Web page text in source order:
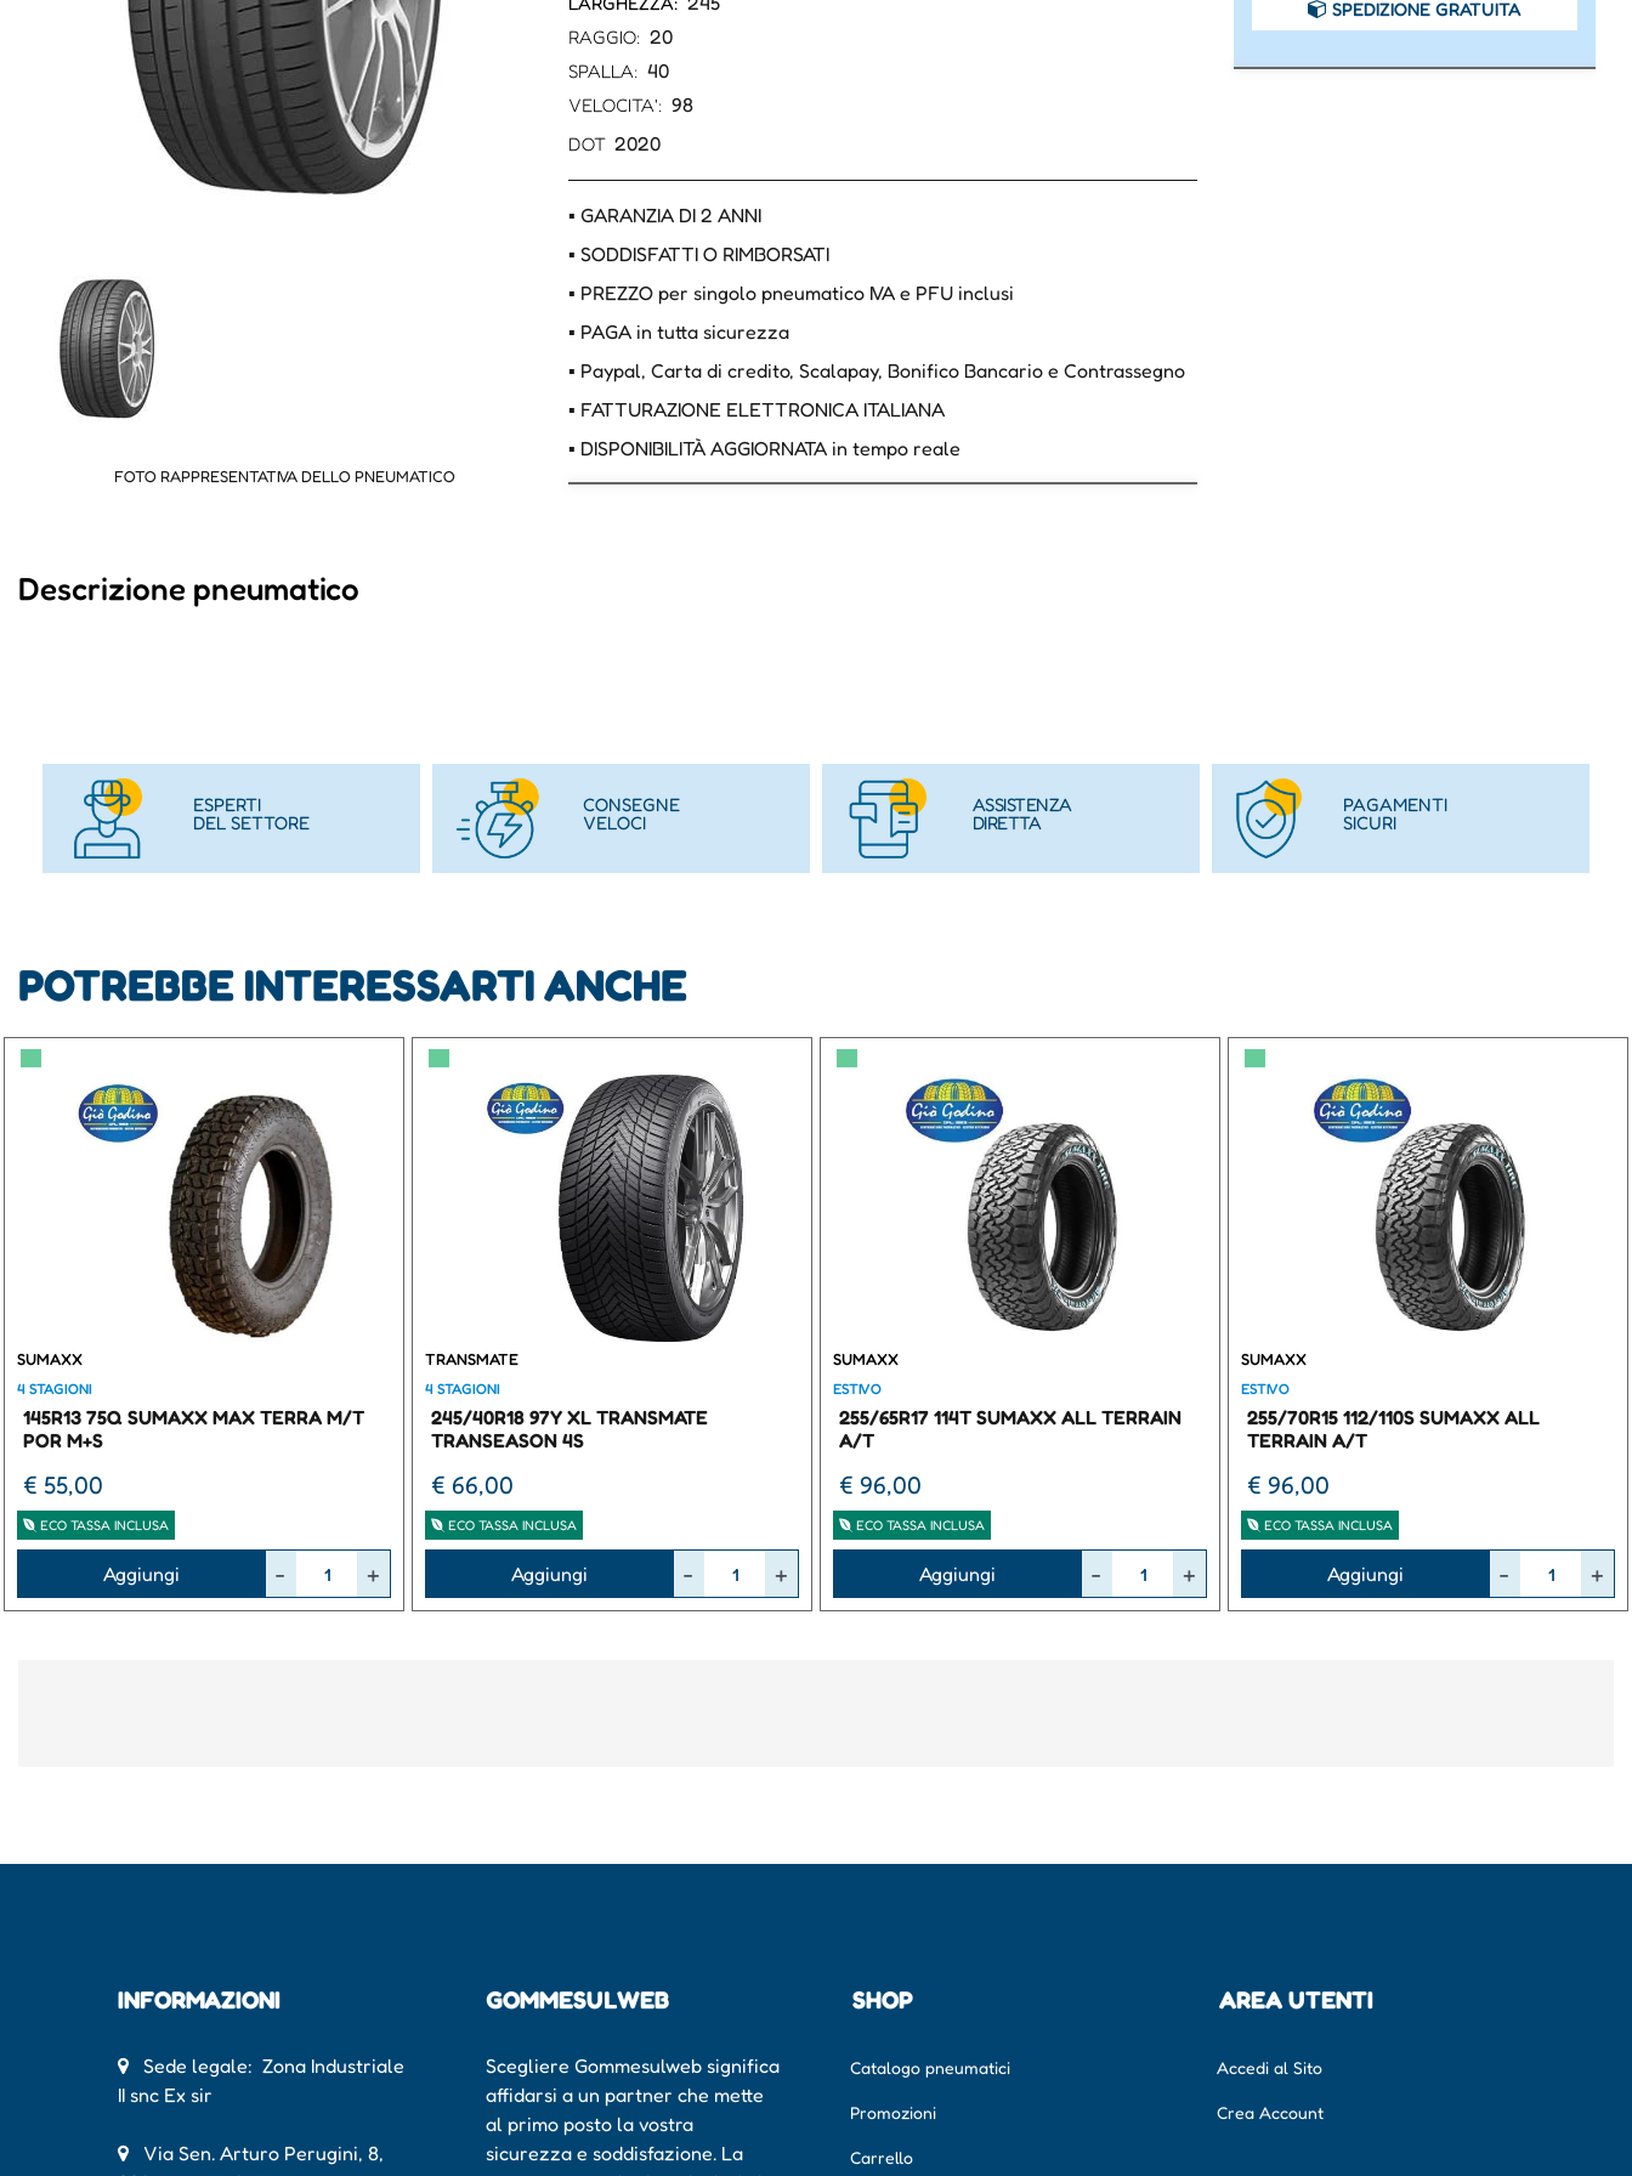
FOTO RAPPRESENTATIVA DELLO PNEUMATICO
RAGGIO: 20
SPALLA: 40
VELOCITA': 98
DOT 2020
▪ GARANZIA DI 2 ANNI
▪ SODDISFATTI O RIMBORSATI
▪ PREZZO per singolo pneumatico IVA e PFU inclusi
▪ PAGA in tutta sicurezza
▪ Paypal, Carta di credito, Scalapay, Bonifico Bancario e Contrassegno
▪ FATTURAZIONE ELETTRONICA ITALIANA
▪ DISPONIBILITÀ AGGIORNATA in tempo reale
SPEDIZIONE GRATUITA
Descrizione pneumatico
ESPERTI
DEL SETTORE
CONSEGNE
VELOCI
ASSISTENZA
DIRETTA
PAGAMENTI
SICURI
POTREBBE INTERESSARTI ANCHE
▀
SUMAXX
4 STAGIONI
145R13 75Q SUMAXX MAX TERRA M/T
POR M+S
€ 55,00
ECO TASSA INCLUSA
Aggiungi
▀
TRANSMATE
4 STAGIONI
245/40R18 97Y XL TRANSMATE
TRANSEASON 4S
€ 66,00
ECO TASSA INCLUSA
Aggiungi
▀
SUMAXX
ESTIVO
255/65R17 114T SUMAXX ALL TERRAIN
A/T
€ 96,00
ECO TASSA INCLUSA
Aggiungi
▀
SUMAXX
ESTIVO
255/70R15 112/110S SUMAXX ALL
TERRAIN A/T
€ 96,00
ECO TASSA INCLUSA
Aggiungi
INFORMAZIONI
Sede legale: Zona Industriale
II snc Ex sir
Via Sen. Arturo Perugini, 8,
GOMMESULWEB
Scegliere Gommesulweb significa
affidarsi a un partner che mette
al primo posto la vostra
sicurezza e soddisfazione. La
SHOP
Catalogo pneumatici
Promozioni
Carrello
AREA UTENTI
Accedi al Sito
Crea Account